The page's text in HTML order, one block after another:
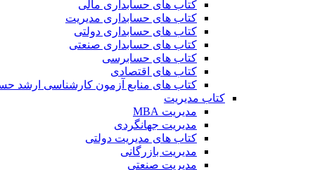
کتاب های حسابداری مالی
کتاب های حسابداری مدیریت
کتاب های حسابداری دولتی
کتاب های حسابداری صنعتی
کتاب های حسابرسی
کتاب های اقتصادی
کتاب های منابع آزمون کارشناسی ارشد
کتاب مدیریت
مدیریت MBA
مدیریت جهانگردی
کتاب های مدیریت دولتی
مدیریت بازرگانی
مدیریت صنعتی